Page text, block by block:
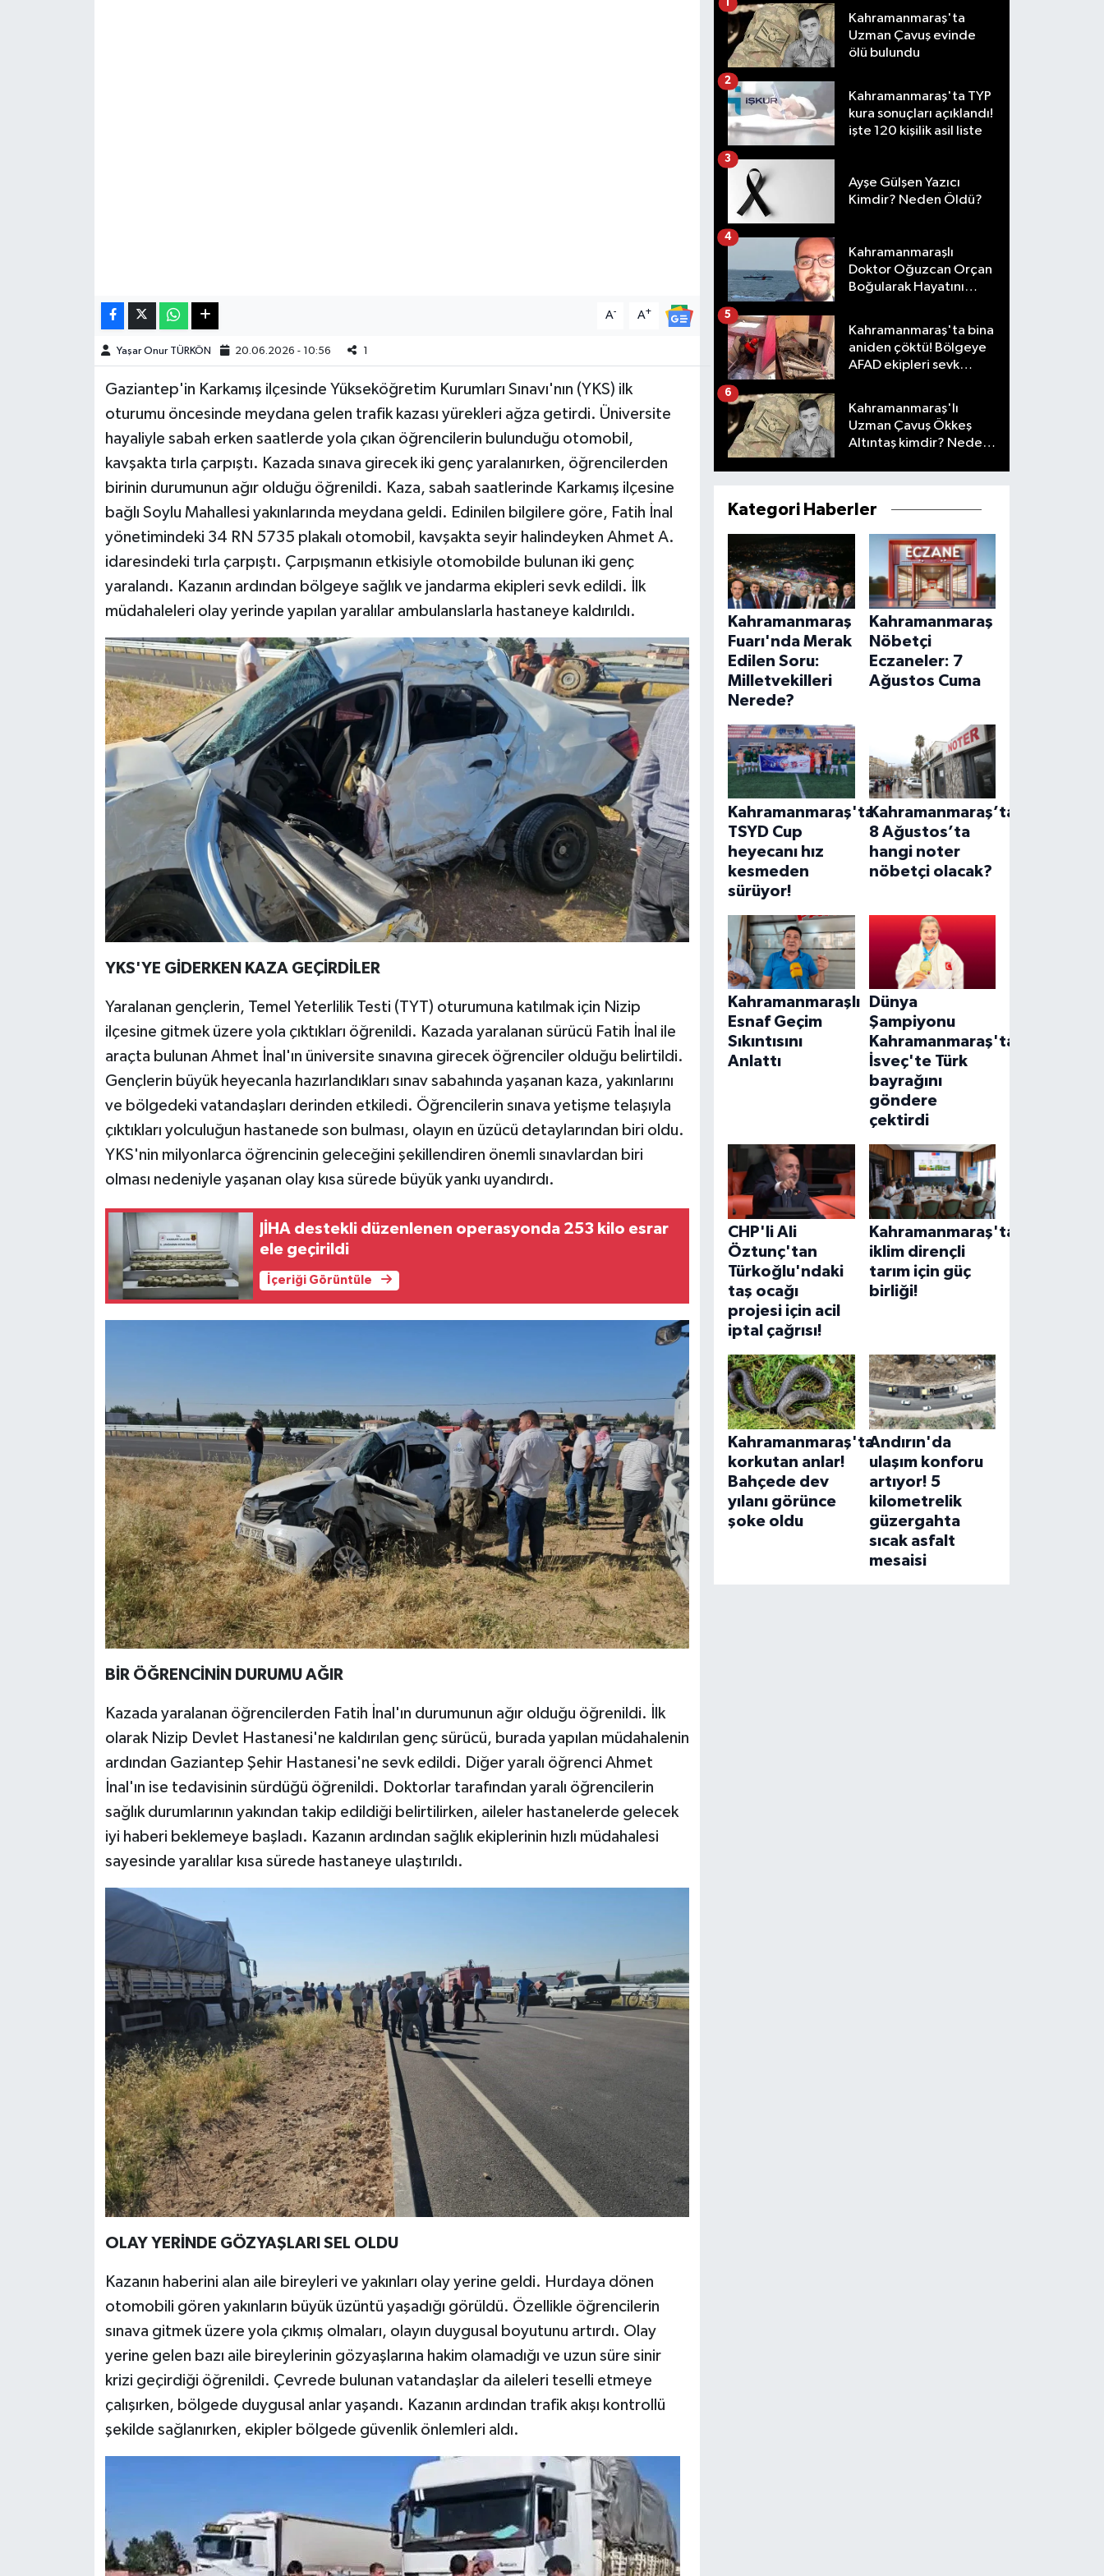
A- A+
Yaşar Onur TÜRKÖN 20.06.2026 - 10:56 1
Gaziantep'in Karkamış ilçesinde Yükseköğretim Kurumları Sınavı'nın (YKS) ilk
oturumu öncesinde meydana gelen trafik kazası yürekleri ağza getirdi. Üniversite
hayaliyle sabah erken saatlerde yola çıkan öğrencilerin bulunduğu otomobil,
kavşakta tırla çarpıştı. Kazada sınava girecek iki genç yaralanırken, öğrencilerden
birinin durumunun ağır olduğu öğrenildi. Kaza, sabah saatlerinde Karkamış ilçesine
bağlı Soylu Mahallesi yakınlarında meydana geldi. Edinilen bilgilere göre, Fatih İnal
yönetimindeki 34 RN 5735 plakalı otomobil, kavşakta seyir halindeyken Ahmet A.
idaresindeki tırla çarpıştı. Çarpışmanın etkisiyle otomobilde bulunan iki genç
yaralandı. Kazanın ardından bölgeye sağlık ve jandarma ekipleri sevk edildi. İlk
müdahaleleri olay yerinde yapılan yaralılar ambulanslarla hastaneye kaldırıldı.
YKS'YE GİDERKEN KAZA GEÇİRDİLER
Yaralanan gençlerin, Temel Yeterlilik Testi (TYT) oturumuna katılmak için Nizip
ilçesine gitmek üzere yola çıktıkları öğrenildi. Kazada yaralanan sürücü Fatih İnal ile
araçta bulunan Ahmet İnal'ın üniversite sınavına girecek öğrenciler olduğu belirtildi.
Gençlerin büyük heyecanla hazırlandıkları sınav sabahında yaşanan kaza, yakınlarını
ve bölgedeki vatandaşları derinden etkiledi. Öğrencilerin sınava yetişme telaşıyla
çıktıkları yolculuğun hastanede son bulması, olayın en üzücü detaylarından biri oldu.
YKS'nin milyonlarca öğrencinin geleceğini şekillendiren önemli sınavlardan biri
olması nedeniyle yaşanan olay kısa sürede büyük yankı uyandırdı.
JİHA destekli düzenlenen operasyonda 253 kilo esrar
ele geçirildi
İçeriği Görüntüle
BİR ÖĞRENCİNİN DURUMU AĞIR
Kazada yaralanan öğrencilerden Fatih İnal'ın durumunun ağır olduğu öğrenildi. İlk
olarak Nizip Devlet Hastanesi'ne kaldırılan genç sürücü, burada yapılan müdahalenin
ardından Gaziantep Şehir Hastanesi'ne sevk edildi. Diğer yaralı öğrenci Ahmet
İnal'ın ise tedavisinin sürdüğü öğrenildi. Doktorlar tarafından yaralı öğrencilerin
sağlık durumlarının yakından takip edildiği belirtilirken, aileler hastanelerde gelecek
iyi haberi beklemeye başladı. Kazanın ardından sağlık ekiplerinin hızlı müdahalesi
sayesinde yaralılar kısa sürede hastaneye ulaştırıldı.
OLAY YERİNDE GÖZYAŞLARI SEL OLDU
Kazanın haberini alan aile bireyleri ve yakınları olay yerine geldi. Hurdaya dönen
otomobili gören yakınların büyük üzüntü yaşadığı görüldü. Özellikle öğrencilerin
sınava gitmek üzere yola çıkmış olmaları, olayın duygusal boyutunu artırdı. Olay
yerine gelen bazı aile bireylerinin gözyaşlarına hakim olamadığı ve uzun süre sinir
krizi geçirdiği öğrenildi. Çevrede bulunan vatandaşlar da aileleri teselli etmeye
çalışırken, bölgede duygusal anlar yaşandı. Kazanın ardından trafik akışı kontrollü
şekilde sağlanırken, ekipler bölgede güvenlik önlemleri aldı.
Kahramanmaraş'ta
Uzman Çavuş evinde
ölü bulundu
1
Kahramanmaraş'ta TYP
kura sonuçları açıklandı!
işte 120 kişilik asil liste
2
Ayşe Gülşen Yazıcı
Kimdir? Neden Öldü?
3
Kahramanmaraşlı
Doktor Oğuzcan Orçan
Boğularak Hayatını
4
Kahramanmaraş'ta bina
aniden çöktü! Bölgeye
AFAD ekipleri sevk
5
Kahramanmaraş'lı
Uzman Çavuş Ökkeş
Altıntaş kimdir? Neden
6
Kategori Haberler
Kahramanmaraş
Fuarı'nda Merak
Edilen Soru:
Milletvekilleri
Nerede?
Kahramanmaraş
Nöbetçi
Eczaneler: 7
Ağustos Cuma
Kahramanmaraş'ta
TSYD Cup
heyecanı hız
kesmeden
sürüyor!
Kahramanmaraş’ta
8 Ağustos’ta
hangi noter
nöbetçi olacak?
Kahramanmaraşlı
Esnaf Geçim
Sıkıntısını
Anlattı
Dünya
Şampiyonu
Kahramanmaraş'tan!
İsveç'te Türk
bayrağını
göndere
çektirdi
CHP'li Ali
Öztunç'tan
Türkoğlu'ndaki
taş ocağı
projesi için acil
iptal çağrısı!
Kahramanmaraş'ta
iklim dirençli
tarım için güç
birliği!
Kahramanmaraş'ta
korkutan anlar!
Bahçede dev
yılanı görünce
şoke oldu
Andırın'da
ulaşım konforu
artıyor! 5
kilometrelik
güzergahta
sıcak asfalt
mesaisi
SürManşet
KAHRAMANMARAŞ